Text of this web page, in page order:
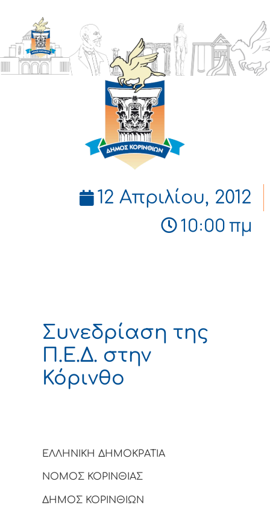
ΔΗΜΟΣ
ΚΟΡΙΝΘΙΩΝ
12 Απριλίου, 2012
10:00 πμ
Συνεδρίαση της
Π.Ε.Δ. στην
Κόρινθο
ΕΛΛΗΝΙΚΗ ΔΗΜΟΚΡΑΤΙΑ
ΝΟΜΟΣ ΚΟΡΙΝΘΙΑΣ
ΔΗΜΟΣ ΚΟΡΙΝΘΙΩΝ